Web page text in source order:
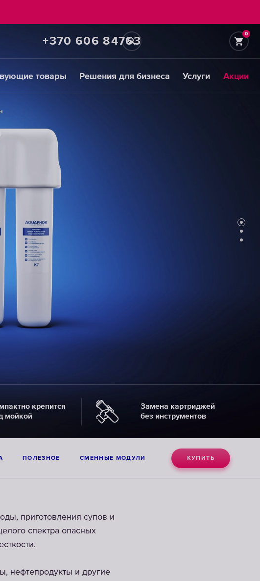
+370 606 84763
0
товары Решения для бизнеса Услуги Акции
крепится
мойкой
Замена картриджей
без инструментов
ПОЛЕЗНОЕ СМЕННЫЕ МОДУЛИ КУПИТЬ
приготовления супов и
спектра опасных
нефтепродукты и другие